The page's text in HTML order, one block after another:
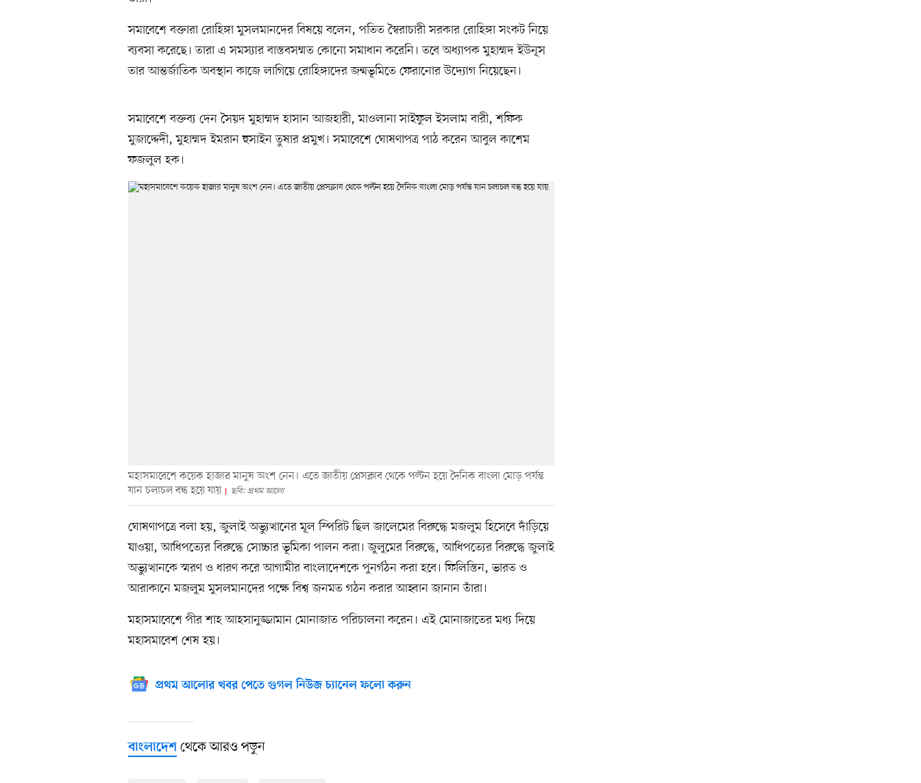
সমাবেশে বক্তারা রোহিঙ্গা মুসলমানদের বিষয়ে বলেন, পতিত স্বৈরাচারী সরকার রোহিঙ্গা সংকট নিয়ে
ব্যবসা করেছে। তারা এ সমস্যার বাস্তবসম্মত কোনো সমাধান করেনি। তবে অধ্যাপক মুহাম্মদ ইউনূস
তার আন্তর্জাতিক অবস্থান কাজে লাগিয়ে রোহিঙ্গাদের জন্মভূমিতে ফেরানোর উদ্যোগ নিয়েছেন।
সমাবেশে বক্তব্য দেন সৈয়দ মুহাম্মদ হাসান আজহারী, মাওলানা সাইফুল ইসলাম বারী, শফিক
মুজাদ্দেদী, মুহাম্মদ ইমরান হুসাইন তুষার প্রমুখ। সমাবেশে ঘোষণাপত্র পাঠ করেন আবুল কাশেম
ফজলুল হক।
মহাসমাবেশে কয়েক হাজার মানুষ অংশ নেন। এতে জাতীয় প্রেসক্লাব থেকে পল্টন হয়ে দৈনিক বাংলা মোড় পর্যন্ত
যান চলাচল বন্ধ হয়ে যায়
ছবি: প্রথম আলো
ঘোষণাপত্রে বলা হয়, জুলাই অভ্যুত্থানের মূল স্পিরিট ছিল জালেমের বিরুদ্ধে মজলুম হিসেবে দাঁড়িয়ে
যাওয়া, আধিপত্যের বিরুদ্ধে সোচ্চার ভূমিকা পালন করা। জুলুমের বিরুদ্ধে, আধিপত্যের বিরুদ্ধে জুলাই
অভ্যুত্থানকে স্মরণ ও ধারণ করে আগামীর বাংলাদেশকে পুনর্গঠন করা হবে। ফিলিস্তিন, ভারত ও
আরাকানে মজলুম মুসলমানদের পক্ষে বিশ্ব জনমত গঠন করার আহ্বান জানান তাঁরা।
মহাসমাবেশে পীর শাহ আহসানুজ্জামান মোনাজাত পরিচালনা করেন। এই মোনাজাতের মধ্য দিয়ে
মহাসমাবেশ শেষ হয়।
প্রথম আলোর খবর পেতে গুগল নিউজ চ্যানেল ফলো করুন
বাংলাদেশ থেকে আরও পড়ুন